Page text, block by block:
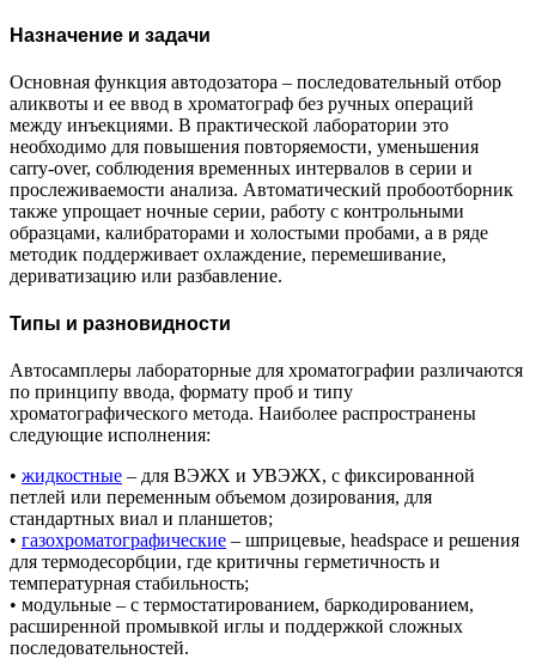
Назначение и задачи
Основная функция автодозатора – последовательный отбор
аликвоты и ее ввод в хроматограф без ручных операций
между инъекциями. В практической лаборатории это
необходимо для повышения повторяемости, уменьшения
carry-over, соблюдения временных интервалов в серии и
прослеживаемости анализа. Автоматический пробоотборник
также упрощает ночные серии, работу с контрольными
образцами, калибраторами и холостыми пробами, а в ряде
методик поддерживает охлаждение, перемешивание,
дериватизацию или разбавление.
Типы и разновидности
Автосамплеры лабораторные для хроматографии различаются
по принципу ввода, формату проб и типу
хроматографического метода. Наиболее распространены
следующие исполнения:
• жидкостные – для ВЭЖХ и УВЭЖХ, с фиксированной
петлей или переменным объемом дозирования, для
стандартных виал и планшетов;
• газохроматографические – шприцевые, headspace и решения
для термодесорбции, где критичны герметичность и
температурная стабильность;
• модульные – с термостатированием, баркодированием,
расширенной промывкой иглы и поддержкой сложных
последовательностей.